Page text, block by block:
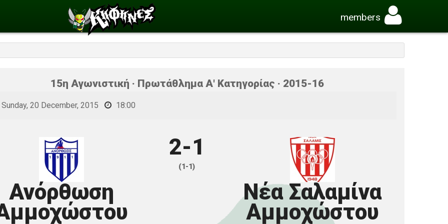
members
15η Αγωνιστική · Πρωτάθλημα Α' Κατηγορίας · 2015-16
Sunday, 20 December, 2015 18:00
Ανόρθωση
2-1
(1-1)
Νέα Σαλαμίνα
Αμμοχώστου